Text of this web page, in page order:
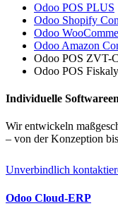
Odoo POS PLUS
Odoo Shopify
Odoo
Odoo Amazon
Odoo POS ZVT-
Odoo POS
Individuelle
Wir entwickeln
– von der Konzeption
Unverbindlich
Odoo Cloud-ERP